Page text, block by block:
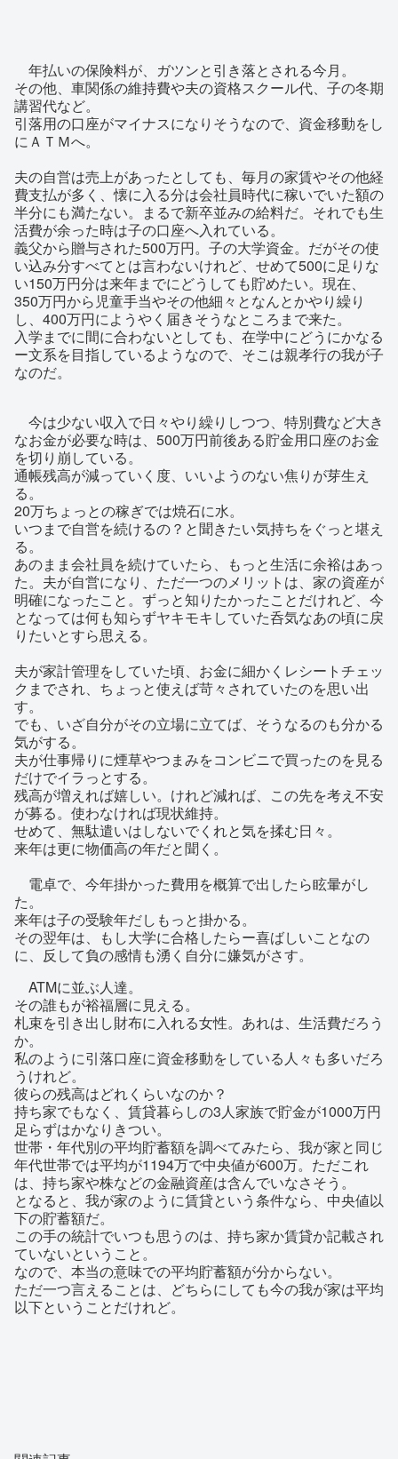
年払いの保険料が、ガツンと引き落とされる今月。
その他、車関係の維持費や夫の資格スクール代、子の冬期
講習代など。
引落用の口座がマイナスになりそうなので、資金移動をし
にＡＴＭへ。
夫の自営は売上があったとしても、毎月の家賃やその他経
費支払が多く、懐に入る分は会社員時代に稼いでいた額の
半分にも満たない。まるで新卒並みの給料だ。それでも生
活費が余った時は子の口座へ入れている。
義父から贈与された500万円。子の大学資金。だがその使
い込み分すべてとは言わないけれど、せめて500に足りな
い150万円分は来年までにどうしても貯めたい。現在、
350万円から児童手当やその他細々となんとかやり繰り
し、400万円にようやく届きそうなところまで来た。
入学までに間に合わないとしても、在学中にどうにかなる
ー文系を目指しているようなので、そこは親孝行の我が子
なのだ。
今は少ない収入で日々やり繰りしつつ、特別費など大き
なお金が必要な時は、500万円前後ある貯金用口座のお金
を切り崩している。
通帳残高が減っていく度、いいようのない焦りが芽生え
る。
20万ちょっとの稼ぎでは焼石に水。
いつまで自営を続けるの？と聞きたい気持ちをぐっと堪え
る。
あのまま会社員を続けていたら、もっと生活に余裕はあっ
た。夫が自営になり、ただ一つのメリットは、家の資産が
明確になったこと。ずっと知りたかったことだけれど、今
となっては何も知らずヤキモキしていた呑気なあの頃に戻
りたいとすら思える。
夫が家計管理をしていた頃、お金に細かくレシートチェッ
クまでされ、ちょっと使えば苛々されていたのを思い出
す。
でも、いざ自分がその立場に立てば、そうなるのも分かる
気がする。
夫が仕事帰りに煙草やつまみをコンビニで買ったのを見る
だけでイラっとする。
残高が増えれば嬉しい。けれど減れば、この先を考え不安
が募る。使わなければ現状維持。
せめて、無駄遣いはしないでくれと気を揉む日々。
来年は更に物価高の年だと聞く。
電卓で、今年掛かった費用を概算で出したら眩暈がし
た。
来年は子の受験年だしもっと掛かる。
その翌年は、もし大学に合格したらー喜ばしいことなの
に、反して負の感情も湧く自分に嫌気がさす。
ATMに並ぶ人達。
その誰もが裕福層に見える。
札束を引き出し財布に入れる女性。あれは、生活費だろう
か。
私のように引落口座に資金移動をしている人々も多いだろ
うけれど。
彼らの残高はどれくらいなのか？
持ち家でもなく、賃貸暮らしの3人家族で貯金が1000万円
足らずはかなりきつい。
世帯・年代別の平均貯蓄額を調べてみたら、我が家と同じ
年代世帯では平均が1194万で中央値が600万。ただこれ
は、持ち家や株などの金融資産は含んでいなさそう。
となると、我が家のように賃貸という条件なら、中央値以
下の貯蓄額だ。
この手の統計でいつも思うのは、持ち家か賃貸か記載され
ていないということ。
なので、本当の意味での平均貯蓄額が分からない。
ただ一つ言えることは、どちらにしても今の我が家は平均
以下ということだけれど。